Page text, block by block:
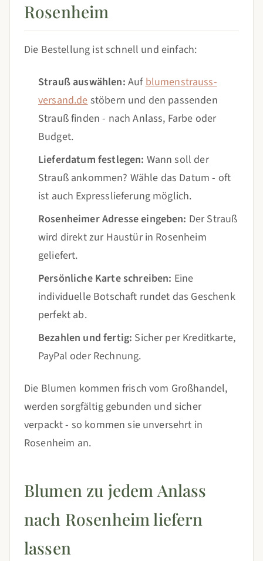
Rosenheim
Die Bestellung ist schnell und einfach:
Strauß auswählen: Aufblumenstrauss-
versand.destöbern und den passenden
Strauß finden - nach Anlass, Farbe oder
Budget.
Lieferdatum festlegen: Wann soll der
Strauß ankommen? Wähle das Datum - oft
ist auch Expresslieferung möglich.
Rosenheimer Adresse eingeben: Der Strauß
wird direkt zur Haustür in Rosenheim
geliefert.
Persönliche Karte schreiben: Eine
individuelle Botschaft rundet das Geschenk
perfekt ab.
Bezahlen und fertig: Sicher per Kreditkarte,
PayPal oder Rechnung.
Die Blumen kommen frisch vom Großhandel,
werden sorgfältig gebunden und sicher
verpackt - so kommen sie unversehrt in
Rosenheim an.
Blumen zu jedem Anlass
nach Rosenheim liefern
lassen